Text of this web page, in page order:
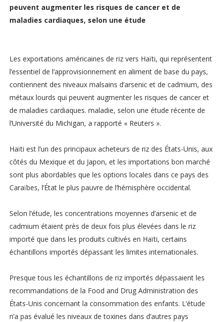
peuvent augmenter les risques de cancer et de
maladies cardiaques, selon une étude
Les exportations américaines de riz vers Haïti, qui représentent
l’essentiel de l’approvisionnement en aliment de base du pays,
contiennent des niveaux malsains d’arsenic et de cadmium, des
métaux lourds qui peuvent augmenter les risques de cancer et
de maladies cardiaques. maladie, selon une étude récente de
l’Université du Michigan, a rapporté « Reuters ».
Haïti est l’un des principaux acheteurs de riz des États-Unis, aux
côtés du Mexique et du Japon, et les importations bon marché
sont plus abordables que les options locales dans ce pays des
Caraïbes, l’État le plus pauvre de l’hémisphère occidental.
Selon l’étude, les concentrations moyennes d’arsenic et de
cadmium étaient près de deux fois plus élevées dans le riz
importé que dans les produits cultivés en Haïti, certains
échantillons importés dépassant les limites internationales.
Presque tous les échantillons de riz importés dépassaient les
recommandations de la Food and Drug Administration des
États-Unis concernant la consommation des enfants. L’étude
n’a pas évalué les niveaux de toxines dans d’autres pays